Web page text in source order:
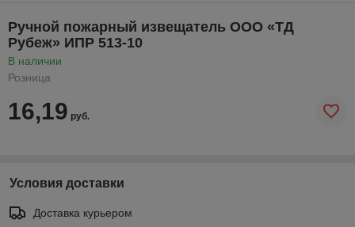
Ручной пожарный извещатель ООО «ТД
Рубеж» ИПР 513-10
В наличии
Розница
16,19 руб.
Условия доставки
Доставка курьером